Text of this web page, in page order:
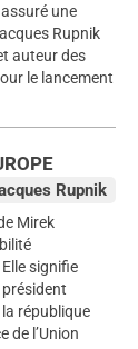
une
Rupnik
auteur des
le lancement
Rupnik
Mirek
signifie
république
de l’Union